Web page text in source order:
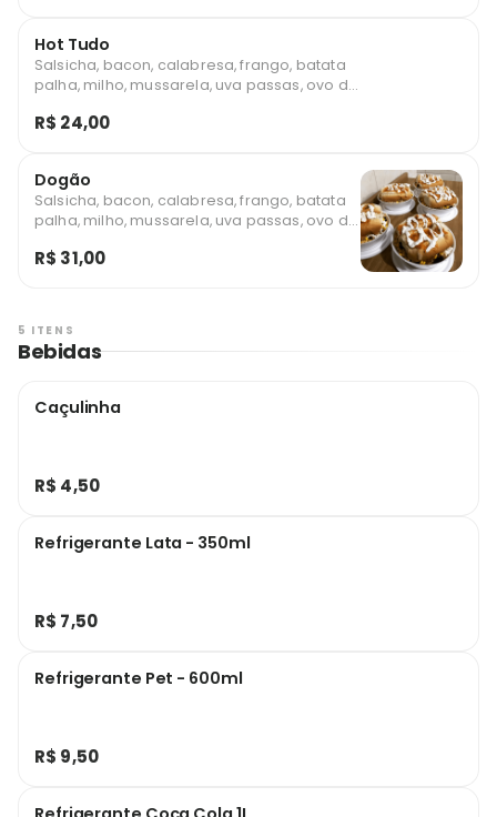
Hot Tudo
Salsicha, bacon, calabresa, frango, batata
palha, milho, mussarela, uva passas, ovo de
R$ 24,00
Dogão
Salsicha, bacon, calabresa, frango, batata
palha, milho, mussarela, uva passas, ovo de
da sua preferência (cheddar ou catupiry).
R$ 31,00
5 ITENS
Bebidas
Caçulinha
R$ 4,50
Refrigerante Lata - 350ml
R$ 7,50
Refrigerante Pet - 600ml
R$ 9,50